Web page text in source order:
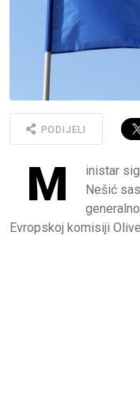
PODIJELI
M
inistar
Nešić
Evropskoj komisiji